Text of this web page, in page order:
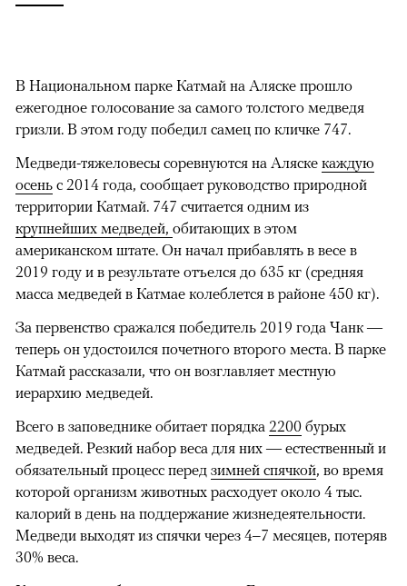
В Национальном парке Катмай на Аляске прошло
ежегодное голосование за самого толстого медведя
гризли. В этом году победил самец по кличке 747.
Медведи-тяжеловесы соревнуются на Аляске каждую
осень с 2014 года, сообщает руководство природной
территории Катмай. 747 считается одним из
крупнейших медведей, обитающих в этом
американском штате. Он начал прибавлять в весе в
2019 году и в результате отъелся до 635 кг (средняя
масса медведей в Катмае колеблется в районе 450 кг).
За первенство сражался победитель 2019 года Чанк —
теперь он удостоился почетного второго места. В парке
Катмай рассказали, что он возглавляет местную
иерархию медведей.
Всего в заповеднике обитает порядка 2200 бурых
медведей. Резкий набор веса для них — естественный и
обязательный процесс перед зимней спячкой, во время
которой организм животных расходует около 4 тыс.
калорий в день на поддержание жизнедеятельности.
Медведи выходят из спячки через 4–7 месяцев, потеряв
30% веса.